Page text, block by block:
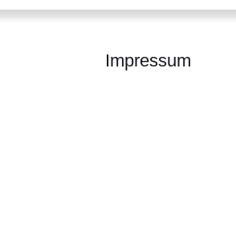
Impressum